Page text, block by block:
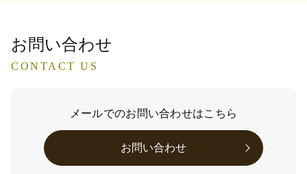
お問い合わせ
CONTACT US
メールでのお問い合わせはこちら
お問い合わせ